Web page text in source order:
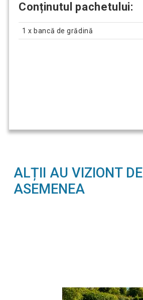
Conținutul pachetului:
1 x bancă de grădină
ALȚII AU VIZIONT DE
ASEMENEA